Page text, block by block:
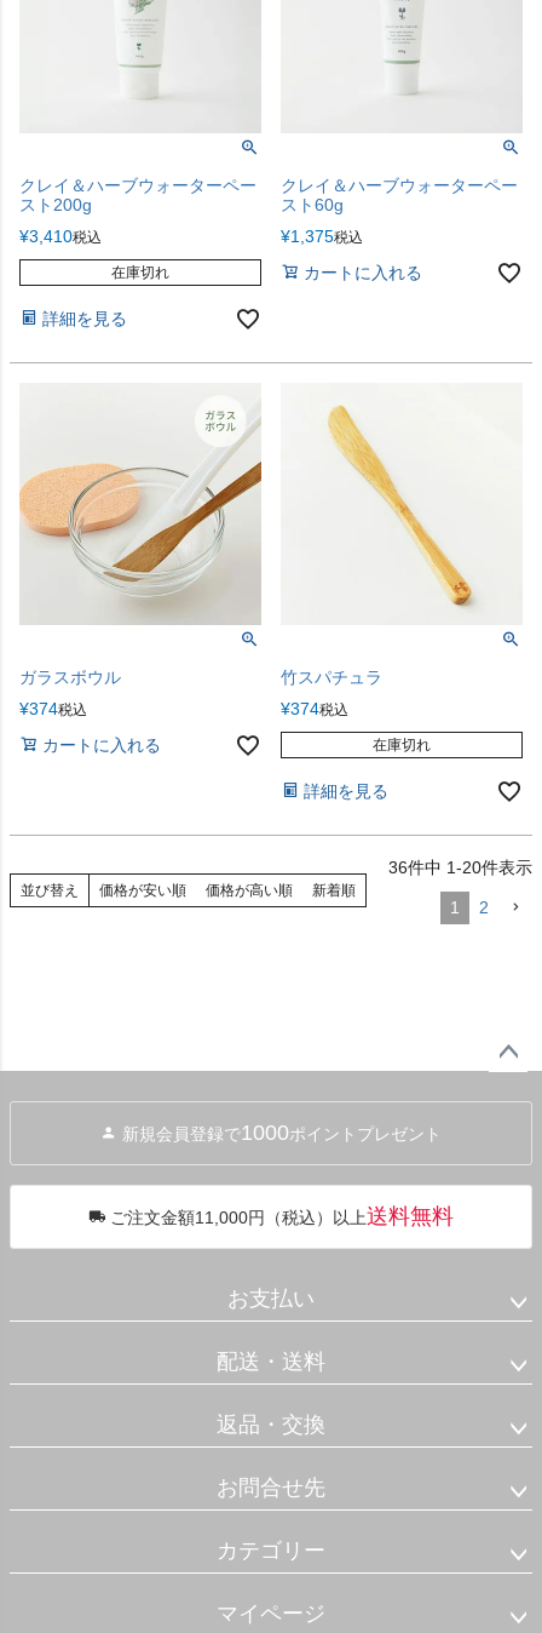
クレイ＆ハーブウォーターペー
スト200g
¥3,410税込
在庫切れ
詳細を見る
クレイ＆ハーブウォーターペー
スト60g
¥1,375税込
カートに入れる
ガラスボウル
¥374税込
カートに入れる
竹スパチュラ
¥374税込
在庫切れ
詳細を見る
並び替え 価格が安い順 価格が高い順 新着順
36件中 1-20件表示
1 2
へ
新規会員登録で1000ポイントプレゼント
ご注文金額11,000円（税込）以上送料無料
お支払い
配送・送料
返品・交換
お問合せ先
カテゴリー
マイページ